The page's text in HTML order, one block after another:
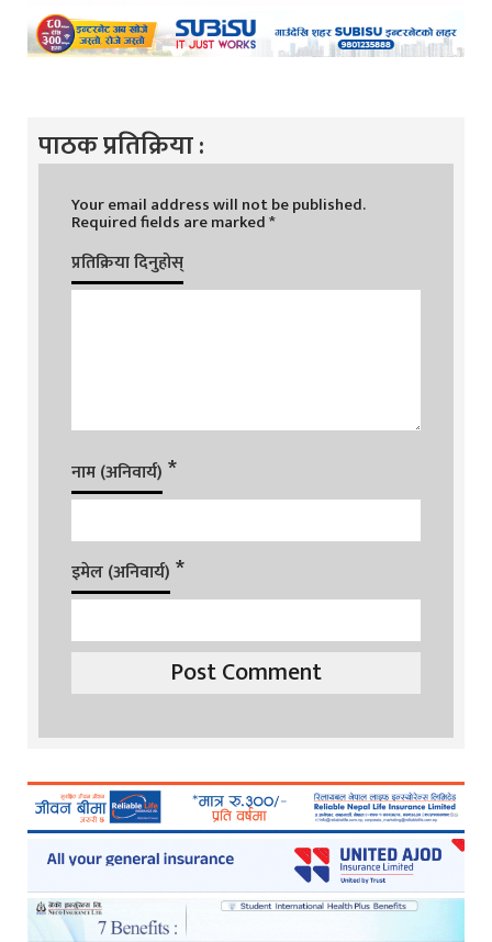
पाठक प्रतिक्रिया :
Your email address will not be published.
Required fields are marked*
प्रतिक्रिया दिनुहोस्
नाम (अनिवार्य) *
इमेल (अनिवार्य) *